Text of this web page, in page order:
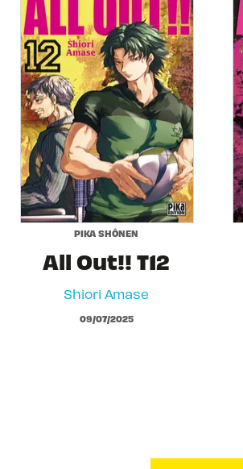
PIKA SHÔNEN
All Out!! T12
Shiori Amase
09/07/2025